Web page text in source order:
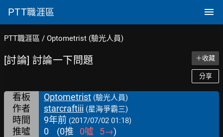
PTT職涯區
PTT職涯區 / Optometrist (驗光人員)
[討論] 討論一下問題 ＋收藏
分享
看板 Optometrist (驗光人員)
作者 starcraftiii (星海爭霸三)
時間 9年前 (2017/07/02 01:18)
推噓 0 (0推 0噓 5→)